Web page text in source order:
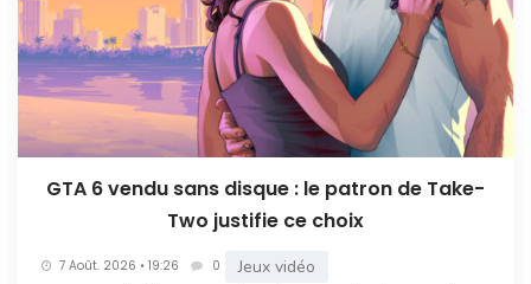
GTA 6 vendu sans disque : le patron de Take-
Two justifie ce choix
7 Août. 2026 • 19:26 0 Jeux vidéo